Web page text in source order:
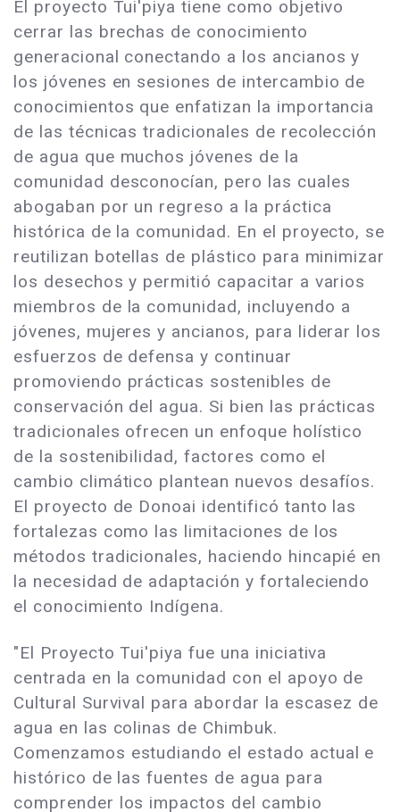
El proyecto Tui'piya tiene como objetivo
cerrar las brechas de conocimiento
generacional conectando a los ancianos y
los jóvenes en sesiones de intercambio de
conocimientos que enfatizan la importancia
de las técnicas tradicionales de recolección
de agua que muchos jóvenes de la
comunidad desconocían, pero las cuales
abogaban por un regreso a la práctica
histórica de la comunidad. En el proyecto, se
reutilizan botellas de plástico para minimizar
los desechos y permitió capacitar a varios
miembros de la comunidad, incluyendo a
jóvenes, mujeres y ancianos, para liderar los
esfuerzos de defensa y continuar
promoviendo prácticas sostenibles de
conservación del agua. Si bien las prácticas
tradicionales ofrecen un enfoque holístico
de la sostenibilidad, factores como el
cambio climático plantean nuevos desafíos.
El proyecto de Donoai identificó tanto las
fortalezas como las limitaciones de los
métodos tradicionales, haciendo hincapié en
la necesidad de adaptación y fortaleciendo
el conocimiento Indígena.
"El Proyecto Tui'piya fue una iniciativa
centrada en la comunidad con el apoyo de
Cultural Survival para abordar la escasez de
agua en las colinas de Chimbuk.
Comenzamos estudiando el estado actual e
histórico de las fuentes de agua para
comprender los impactos del cambio